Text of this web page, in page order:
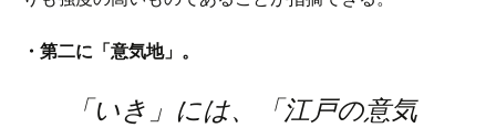
・第二に「意気地」。
「いき」には、「江戸の意気